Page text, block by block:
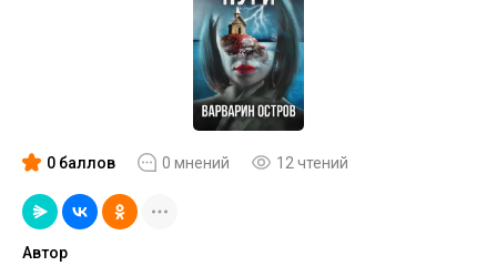
0 баллов 0 мнений 12 чтений
Автор